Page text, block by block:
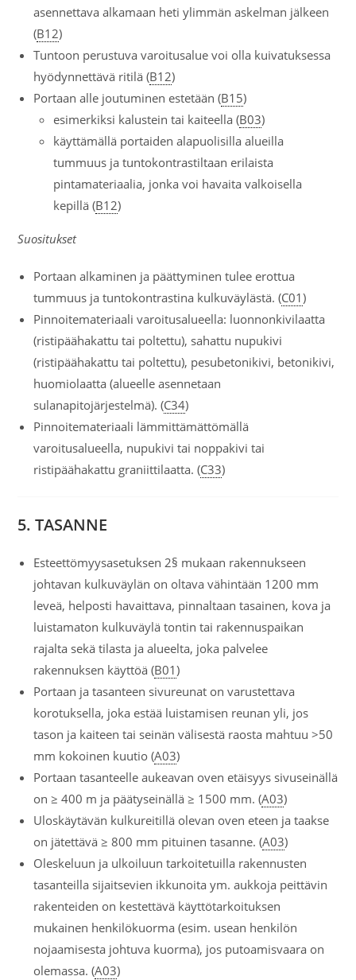
asennettava alkamaan heti ylimmän askelman jälkeen
(B12)
Tuntoon perustuva varoitusalue voi olla kuivatuksessa
hyödynnettävä ritilä (B12)
Portaan alle joutuminen estetään (B15)
esimerkiksi kalustein tai kaiteella (B03)
käyttämällä portaiden alapuolisilla alueilla
tummuus ja tuntokontrastiltaan erilaista
pintamateriaalia, jonka voi havaita valkoisella
kepillä (B12)
Suositukset
Portaan alkaminen ja päättyminen tulee erottua
tummuus ja tuntokontrastina kulkuväylästä. (C01)
Pinnoitemateriaali varoitusalueella: luonnonkivilaatta
(ristipäähakattu tai poltettu), sahattu nupukivi
(ristipäähakattu tai poltettu), pesubetonikivi, betonikivi,
huomiolaatta (alueelle asennetaan
sulanapitojärjestelmä). (C34)
Pinnoitemateriaali lämmittämättömällä
varoitusalueella, nupukivi tai noppakivi tai
ristipäähakattu graniittilaatta. (C33)
5. TASANNE
Esteettömyysasetuksen 2§ mukaan rakennukseen
johtavan kulkuväylän on oltava vähintään 1200 mm
leveä, helposti havaittava, pinnaltaan tasainen, kova ja
luistamaton kulkuväylä tontin tai rakennuspaikan
rajalta sekä tilasta ja alueelta, joka palvelee
rakennuksen käyttöä (B01)
Portaan ja tasanteen sivureunat on varustettava
korotuksella, joka estää luistamisen reunan yli, jos
tason ja kaiteen tai seinän välisestä raosta mahtuu >50
mm kokoinen kuutio (A03)
Portaan tasanteelle aukeavan oven etäisyys sivuseinällä
on ≥ 400 m ja päätyseinällä ≥ 1500 mm. (A03)
Uloskäytävän kulkureitillä olevan oven eteen ja taakse
on jätettävä ≥ 800 mm pituinen tasanne. (A03)
Oleskeluun ja ulkoiluun tarkoitetuilla rakennusten
tasanteilla sijaitsevien ikkunoita ym. aukkoja peittävin
rakenteiden on kestettävä käyttötarkoituksen
mukainen henkilökuorma (esim. usean henkilön
nojaamisesta johtuva kuorma), jos putoamisvaara on
olemassa. (A03)